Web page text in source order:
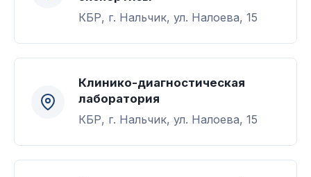
КБР, г. Нальчик, ул. Налоева, 15
Клинико-диагностическая
лаборатория
КБР, г. Нальчик, ул. Налоева, 15